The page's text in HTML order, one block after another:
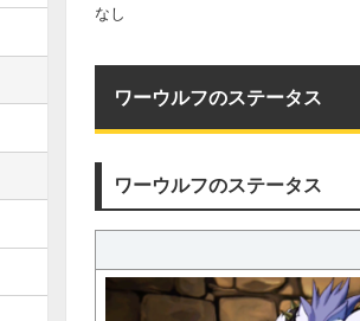
なし
ワーウルフのステータス
ワーウルフのステータス